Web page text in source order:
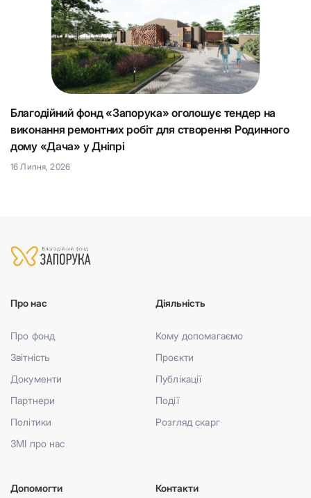
Благодійний фонд «Запорука» оголошує тендер на
виконання ремонтних робіт для створення Родинного
дому «Дача» у Дніпрі
16 Липня, 2026
Про нас
Про фонд
Звітність
Документи
Партнери
Політики
ЗМІ про нас
Діяльність
Кому допомагаємо
Проєкти
Публікації
Події
Розгляд скарг
Допомогти Контакти